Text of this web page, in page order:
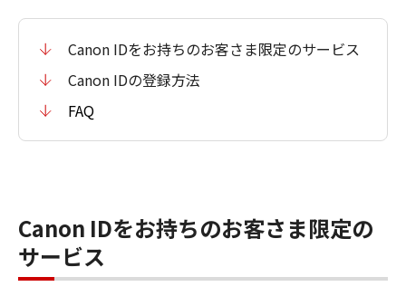
Canon IDをお持ちのお客さま限定のサービス
Canon IDの登録方法
FAQ
Canon IDをお持ちのお客さま限定の
サービス